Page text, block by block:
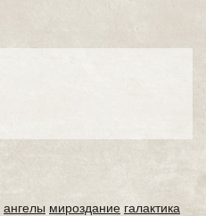
ангелы мироздание галактика